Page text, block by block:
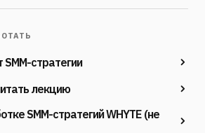
стратегии
лекцию
SMM-стратегий WHYTE (не